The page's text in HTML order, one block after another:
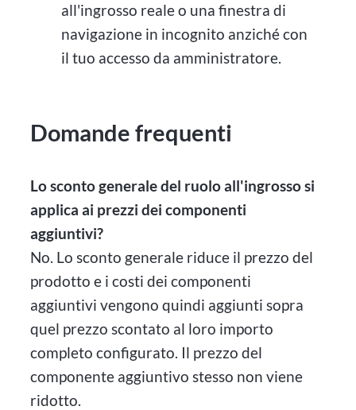
all'ingrosso reale o una finestra di
navigazione in incognito anziché con
il tuo accesso da amministratore.
Domande frequenti
Lo sconto generale del ruolo all'ingrosso si
applica ai prezzi dei componenti
aggiuntivi?
No. Lo sconto generale riduce il prezzo del
prodotto e i costi dei componenti
aggiuntivi vengono quindi aggiunti sopra
quel prezzo scontato al loro importo
completo configurato. Il prezzo del
componente aggiuntivo stesso non viene
ridotto.